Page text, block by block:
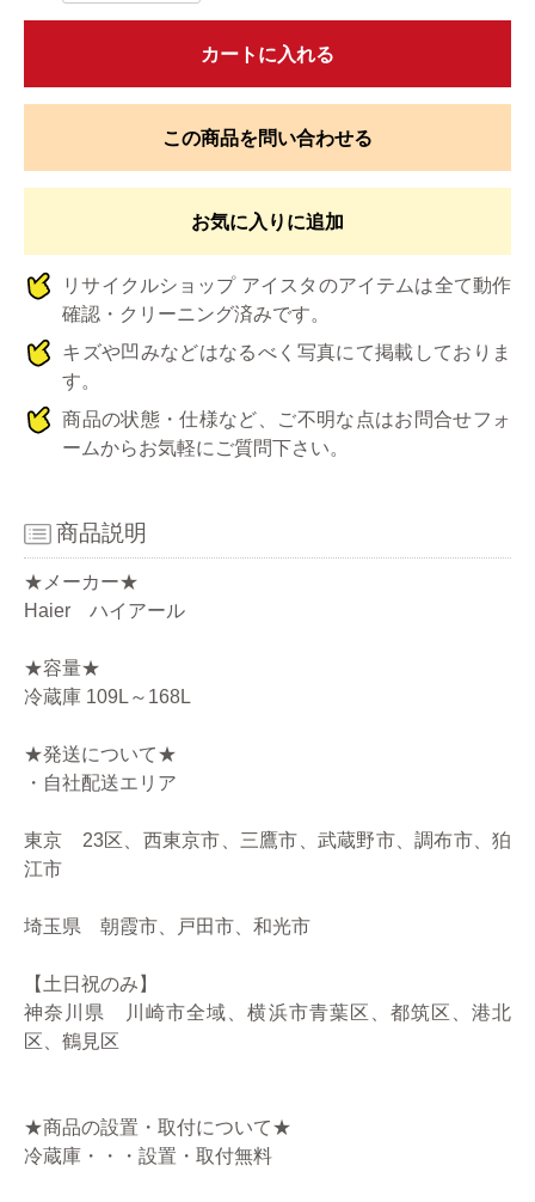
カートに入れる
この商品を問い合わせる
お気に入りに追加
リサイクルショップ アイスタのアイテムは全て動作
確認・クリーニング済みです。
キズや凹みなどはなるべく写真にて掲載しておりま
す。
商品の状態・仕様など、ご不明な点はお問合せフォ
ームからお気軽にご質問下さい。
商品説明
★メーカー★
Haier ハイアール
★容量★
冷蔵庫 109L～168L
★発送について★
・自社配送エリア
東京 23区、西東京市、三鷹市、武蔵野市、調布市、狛
江市
埼玉県 朝霞市、戸田市、和光市
【土日祝のみ】
神奈川県 川崎市全域、横浜市青葉区、都筑区、港北
区、鶴見区
★商品の設置・取付について★
冷蔵庫・・・設置・取付無料